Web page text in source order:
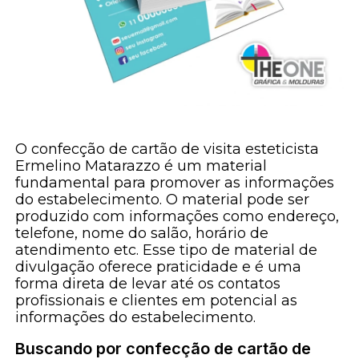
O confecção de cartão de visita esteticista
Ermelino Matarazzo é um material
fundamental para promover as informações
do estabelecimento. O material pode ser
produzido com informações como endereço,
telefone, nome do salão, horário de
atendimento etc. Esse tipo de material de
divulgação oferece praticidade e é uma
forma direta de levar até os contatos
profissionais e clientes em potencial as
informações do estabelecimento.
Buscando por confecção de cartão de